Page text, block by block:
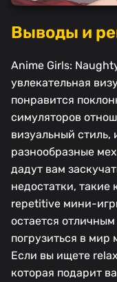
Выводы и
Anime Girls:
увлекательная
понравится
симуляторов
визуальный
разнообразные
дадут вам
недостатки, такие
repetitive мини-
остается
погрузиться в
Если вы ищете
которая подарит